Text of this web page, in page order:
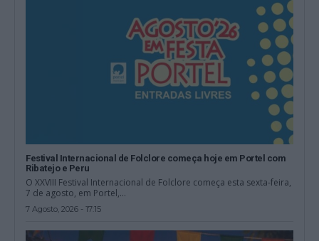
Festival Internacional de Folclore começa hoje em Portel com
Ribatejo e Peru
O XXVIII Festival Internacional de Folclore começa esta sexta-feira,
7 de agosto, em Portel,...
7 Agosto, 2026 - 17:15